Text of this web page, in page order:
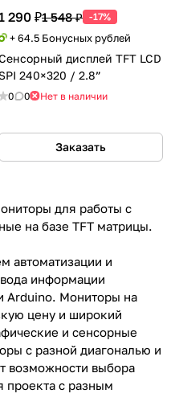
290 ₽1 548 ₽ -17%
+ 64.5 Бонусных рублей
дисплей TFT LCD
SPI 240×320 / 2.8”
0 0 Нет в наличии
Заказать
для работы с
на базе TFT матрицы.
автоматизации и
информации
Arduino. Мониторы на
цену и широкий
и сенсорные
с разной диагональю и
возможности выбора
проекта с разным